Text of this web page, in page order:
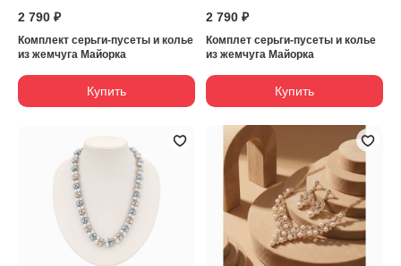
2 790 ₽
Комплект серьги-пусеты и колье
из жемчуга Майорка
Купить
2 790 ₽
Комплет серьги-пусеты и колье
из жемчуга Майорка
Купить